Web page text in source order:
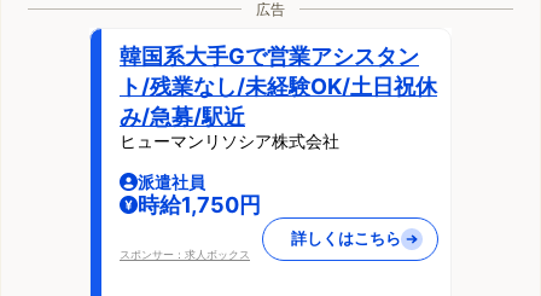
広告
韓国系大手Gで営業アシスタン
ト/残業なし/未経験OK/土日祝休
み/急募/駅近
ヒューマンリソシア株式会社
派遣社員
時給1,750円
スポンサー：求人ボックス
詳しくはこちら